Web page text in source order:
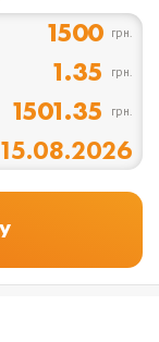
1500 грн.
1.35 грн.
1501.35 грн.
15.08.2026